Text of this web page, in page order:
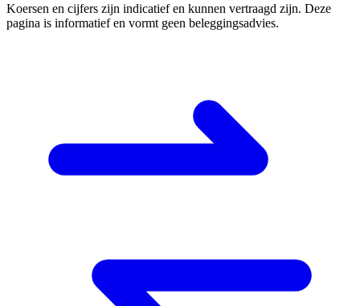
Koersen en cijfers zijn indicatief en kunnen vertraagd zijn. Deze
pagina is informatief en vormt geen beleggingsadvies.